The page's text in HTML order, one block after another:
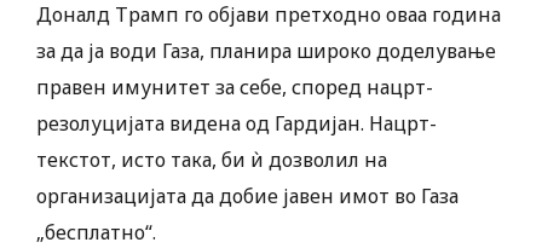
Доналд Трамп го објави претходно оваа година
за да ја води Газа, планира широко доделување
правен имунитет за себе, според нацрт-
резолуцијата видена од Гардијан. Нацрт-
текстот, исто така, би ѝ дозволил на
организацијата да добие јавен имот во Газа
„бесплатно“.